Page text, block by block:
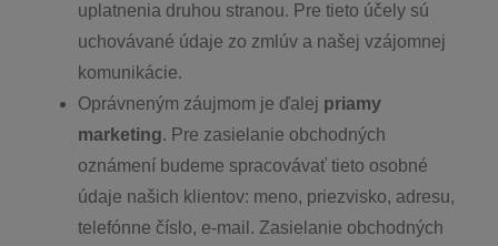
uplatnenia druhou stranou. Pre tieto účely sú
uchovávané údaje zo zmlúv a našej vzájomnej
komunikácie.
Oprávneným záujmom je ďalej priamy
marketing. Pre zasielanie obchodných
oznámení budeme spracovávať tieto osobné
údaje našich klientov: meno, priezvisko, adresu,
telefónne číslo, e-mail. Zasielanie obchodných